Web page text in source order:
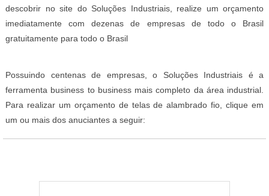
descobrir no site do Soluções Industriais, realize um orçamento
imediatamente com dezenas de empresas de todo o Brasil
gratuitamente para todo o Brasil
Possuindo centenas de empresas, o Soluções Industriais é a
ferramenta business to business mais completo da área industrial.
Para realizar um orçamento de telas de alambrado fio, clique em
um ou mais dos anuciantes a seguir: